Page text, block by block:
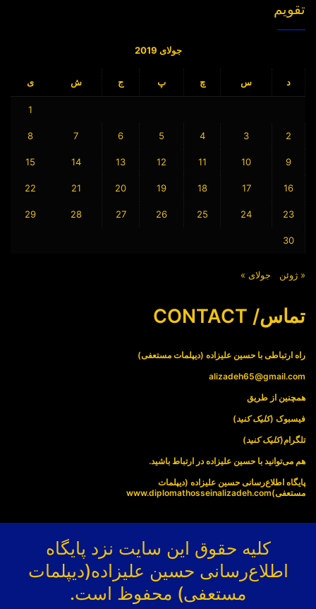
تقویم
جولای 2019
د س چ پ ج ش ی
1
2
3
4
5
6
7
8
9
10
11
12
13
14
15
16
17
18
19
20
21
22
23
24
25
26
27
28
29
30
« ژوئن جولای »
تماس/ CONTACT
راه ارتباطی با حسین علیزاده (دیپلمات مستعفی)
alizadeh65@gmail.com
همچنین از طریق
فیسبوک (کلیک کنید)
تلگرام(کلیک کنید)
هم می‌توانید با حسین علیزاده در ارتباط باشید.
پایگاه اطلاع‌رسانی حسین علیزاده (دیپلمات
مستعفی)www.diplomathosseinalizadeh.com
کلیه حقوق این سایت نزد پایگاه
اطلاع‌رسانی حسین علیزاده(دیپلمات
مستعفی) محفوظ است.